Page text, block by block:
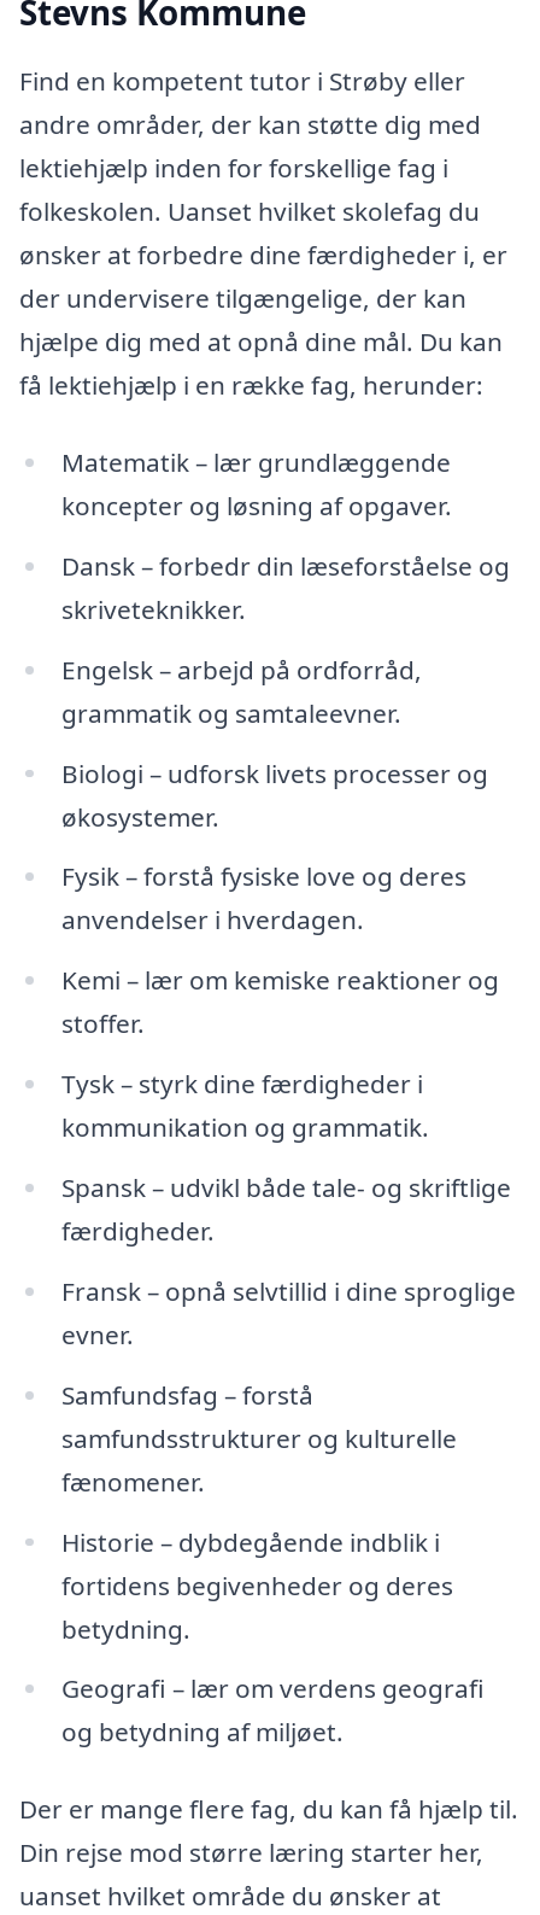
Stevns Kommune
Find en kompetent tutor i Strøby eller
andre områder, der kan støtte dig med
lektiehjælp inden for forskellige fag i
folkeskolen. Uanset hvilket skolefag du
ønsker at forbedre dine færdigheder i, er
der undervisere tilgængelige, der kan
hjælpe dig med at opnå dine mål. Du kan
få lektiehjælp i en række fag, herunder:
Matematik – lær grundlæggende
koncepter og løsning af opgaver.
Dansk – forbedr din læseforståelse og
skriveteknikker.
Engelsk – arbejd på ordforråd,
grammatik og samtaleevner.
Biologi – udforsk livets processer og
økosystemer.
Fysik – forstå fysiske love og deres
anvendelser i hverdagen.
Kemi – lær om kemiske reaktioner og
stoffer.
Tysk – styrk dine færdigheder i
kommunikation og grammatik.
Spansk – udvikl både tale- og skriftlige
færdigheder.
Fransk – opnå selvtillid i dine sproglige
evner.
Samfundsfag – forstå
samfundsstrukturer og kulturelle
fænomener.
Historie – dybdegående indblik i
fortidens begivenheder og deres
betydning.
Geografi – lær om verdens geografi
og betydning af miljøet.
Der er mange flere fag, du kan få hjælp til.
Din rejse mod større læring starter her,
uanset hvilket område du ønsker at